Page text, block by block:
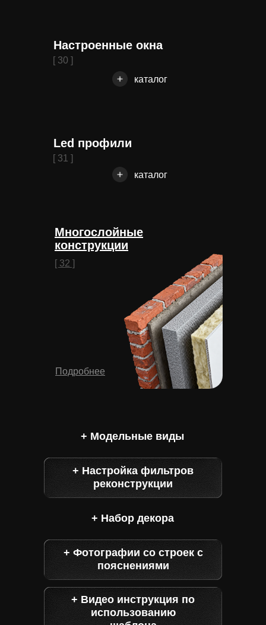
[ 32 ]
Многослойные
конструкции
Подробнее
[ 31 ]
каталог
Led профили
[ 30 ]
каталог
Настроенные окна
+ Набор декора
+ Настройка фильтров
реконструкции
+ Модельные виды
+ Фотографии со строек с
пояснениями
+ Видео инструкция по
использованию